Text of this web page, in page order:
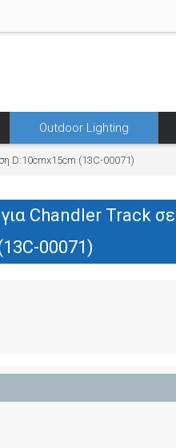
Outdoor Lighting
D:10cmx15cm (13C-00071)
Chandler Track
00071)